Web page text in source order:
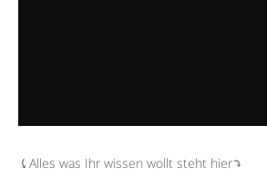
⤹Alles was Ihr wissen wollt steht hier⤵︎